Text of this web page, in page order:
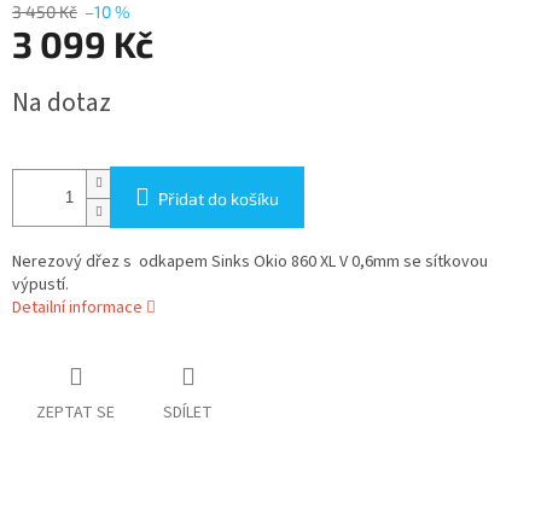
3 450 Kč –10 %
3 099 Kč
cena:
Na dotaz
Přidat do košíku
Nerezový dřez s odkapem Sinks Okio 860 XL V 0,6mm se sítkovou
výpustí.
Detailní informace
ZEPTAT SE SDÍLET